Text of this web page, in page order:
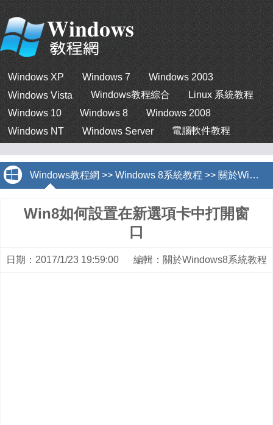
Windows XP Windows 7
Windows 2003
Windows Vista
Windows教程綜合
Linux 系統教程
Windows 10
Windows 8
Windows 2008
Windows NT
Windows Server 電腦軟件教程
Windows教程網 >> Windows 8系統教程 >> 關於Windows8系統教程
Win8如何設置在新選項卡中打開窗
口
日期：2017/1/23 19:59:00 編輯：關於Windows8系統教程